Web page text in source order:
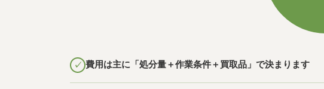
費用は主に「処分量＋作業条件＋買取品」で決まります